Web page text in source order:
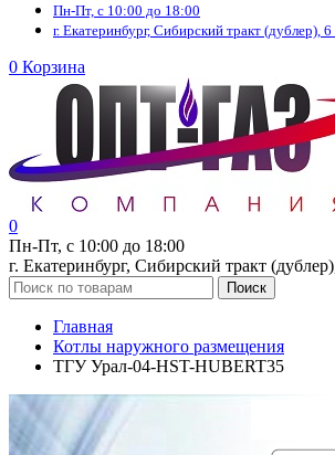
Пн-Пт, с 10:00 до 18:00
г. Екатеринбург, Сибирский тракт (дублер),
0 Корзина
0
Пн-Пт, с 10:00 до 18:00
г. Екатеринбург, Сибирский тракт
Поиск
Главная
Котлы наружного размещения
ТГУ Урал-04-HST-HUBERT35